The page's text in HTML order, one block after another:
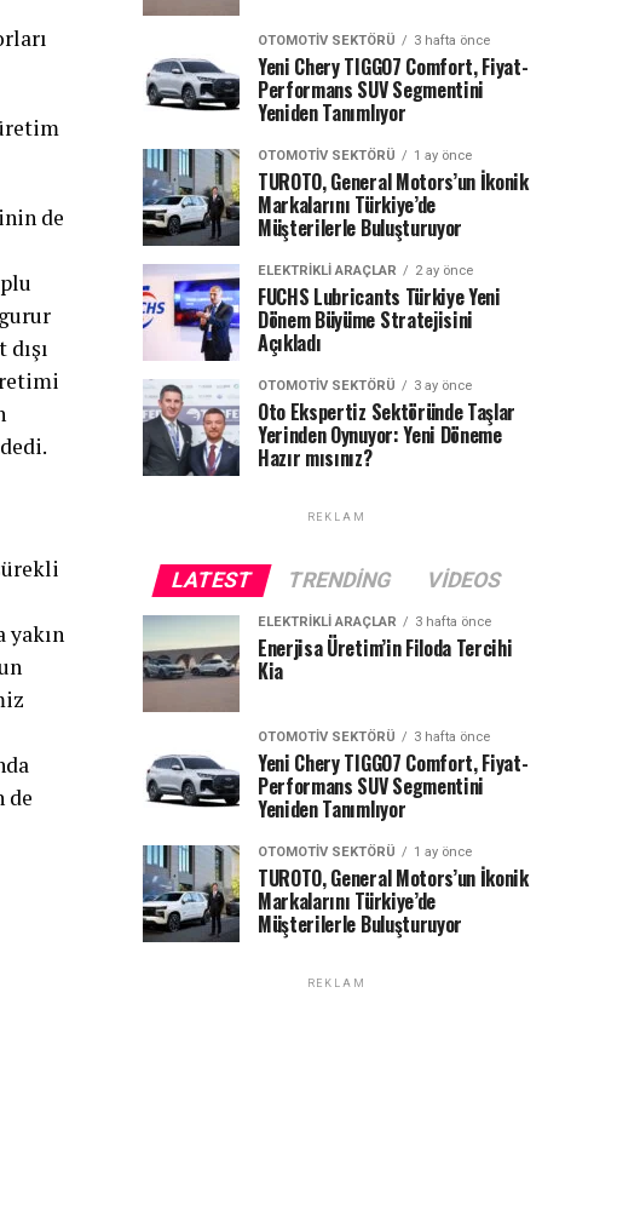
de
yakın
de
OTOMOTIV SEKTÖRÜ 3 hafta önce
Yeni Chery TIGGO7 Comfort, Fiyat-
Performans SUV Segmentini
Yeniden Tanımlıyor
OTOMOTIV SEKTÖRÜ 1 ay önce
TUROTO, General Motors’un İkonik
Markalarını Türkiye’de
Müşterilerle Buluşturuyor
ELEKTRIKLI ARAÇLAR 2 ay önce
FUCHS Lubricants Türkiye Yeni
Dönem Büyüme Stratejisini
Açıkladı
OTOMOTIV SEKTÖRÜ 3 ay önce
Oto Ekspertiz Sektöründe Taşlar
Yerinden Oynuyor: Yeni Döneme
Hazır mısınız?
REKLAM
LATEST TRENDING VIDEOS
ELEKTRIKLI ARAÇLAR 3 hafta önce
Enerjisa Üretim’in Filoda Tercihi
Kia
OTOMOTIV SEKTÖRÜ 3 hafta önce
Yeni Chery TIGGO7 Comfort, Fiyat-
Performans SUV Segmentini
Yeniden Tanımlıyor
OTOMOTIV SEKTÖRÜ 1 ay önce
TUROTO, General Motors’un İkonik
Markalarını Türkiye’de
Müşterilerle Buluşturuyor
REKLAM